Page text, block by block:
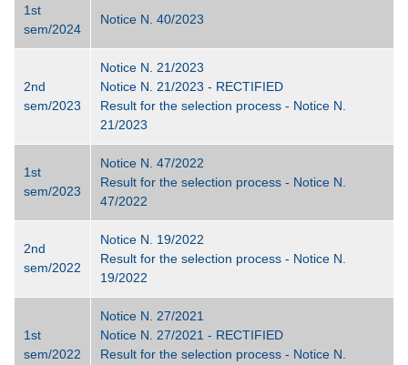
1st
sem/2024
Notice N. 40/2023
2nd
sem/2023
Notice N. 21/2023
Notice N. 21/2023 - RECTIFIED
Result for the selection process - Notice N.
21/2023
1st
sem/2023
Notice N. 47/2022
Result for the selection process - Notice N.
47/2022
2nd
sem/2022
Notice N. 19/2022
Result for the selection process - Notice N.
19/2022
1st
sem/2022
Notice N. 27/2021
Notice N. 27/2021 - RECTIFIED
Result for the selection process - Notice N.